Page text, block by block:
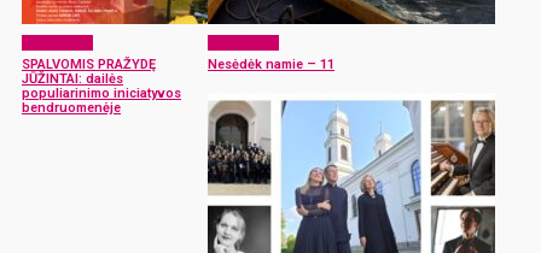
SPALVOMIS PRAŽYDĘ
JŪŽINTAI: dailės
populiarinimo iniciatyvos
bendruomenėje
Nesėdėk namie – 11